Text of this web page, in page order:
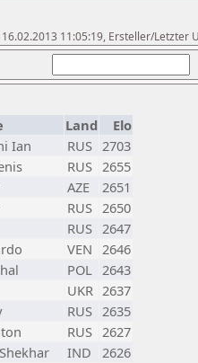
11:05:19, Ersteller/Letzter
Land
Elo
Ian RUS 2703
RUS 2655
AZE
2651
RUS 2650
RUS 2647
VEN 2646
POL 2643
UKR 2637
RUS 2635
RUS 2627
IND
2626